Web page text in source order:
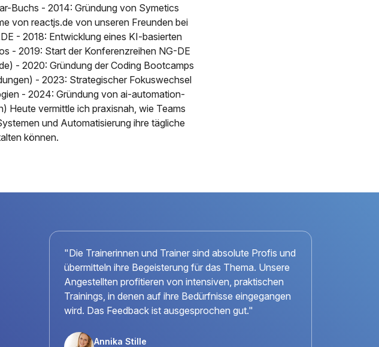
Buchs - 2014: Gründung von Symetics
von reactjs.de von unseren Freunden bei
- 2018: Entwicklung eines KI-basierten
- 2019: Start der Konferenzreihen NG-DE
- 2020: Gründung der Coding Bootcamps
- 2023: Strategischer Fokuswechsel
- 2024: Gründung von ai-automation-
Heute vermittle ich praxisnah, wie Teams
und Automatisierung ihre tägliche
können.
"Die Trainerinnen und Trainer sind absolute Profis und
übermitteln ihre Begeisterung für das Thema. Unsere
Angestellten profitieren von intensiven, praktischen
Trainings, in denen auf ihre Bedürfnisse eingegangen
wird. Das Feedback ist ausgesprochen gut."
Annika Stille